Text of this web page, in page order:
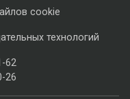
cookie
технологий
62
26